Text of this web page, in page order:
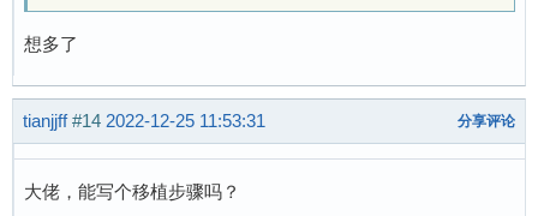
想多了
tianjjff #14 2022-12-25 11:53:31 分享评论
大佬，能写个移植步骤吗？